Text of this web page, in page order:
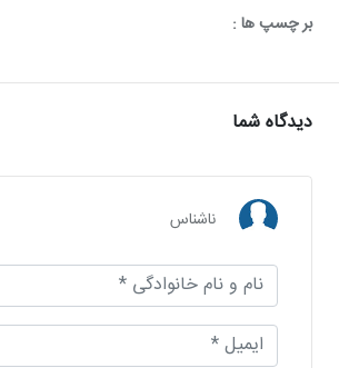
بر چسپ ها :
دیدگاه شما
ناشناس